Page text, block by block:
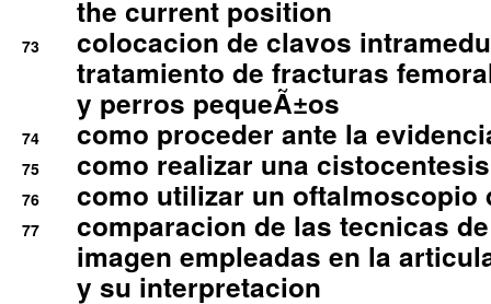
the current position
73
colocacion de clavos
tratamiento de fracturas
y perros pequeÃ±os
74 como proceder ante la
75 como realizar una
76 como utilizar un oftalmoscopio
77
comparacion de las tecnicas
imagen empleadas en la
y su interpretacion